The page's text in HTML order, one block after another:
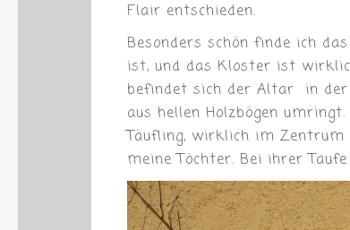
Flair entschieden.
Besonders schön finde ich
ist, und das Kloster ist
befindet sich der Altar in der
aus hellen Holzbögen
Täufling, wirklich im Zentrum
meine Töchter. Bei ihrer